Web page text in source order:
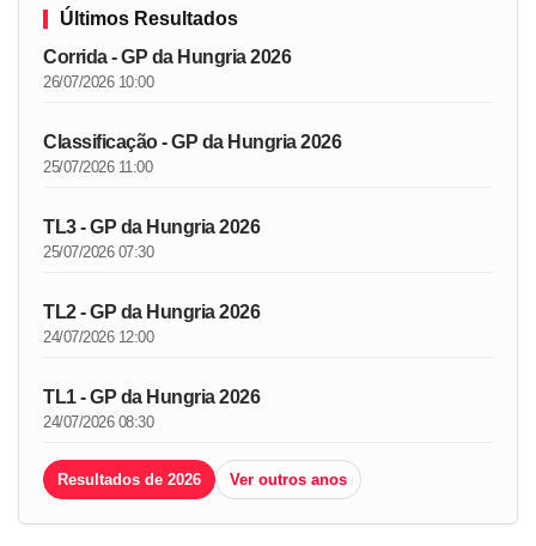
Últimos Resultados
Corrida - GP da Hungria 2026
26/07/2026 10:00
Classificação - GP da Hungria 2026
25/07/2026 11:00
TL3 - GP da Hungria 2026
25/07/2026 07:30
TL2 - GP da Hungria 2026
24/07/2026 12:00
TL1 - GP da Hungria 2026
24/07/2026 08:30
Resultados de 2026 Ver outros anos